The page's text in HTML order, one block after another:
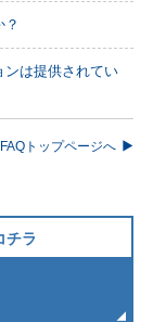
ンは提供されてい
FAQトップページへ
チラ